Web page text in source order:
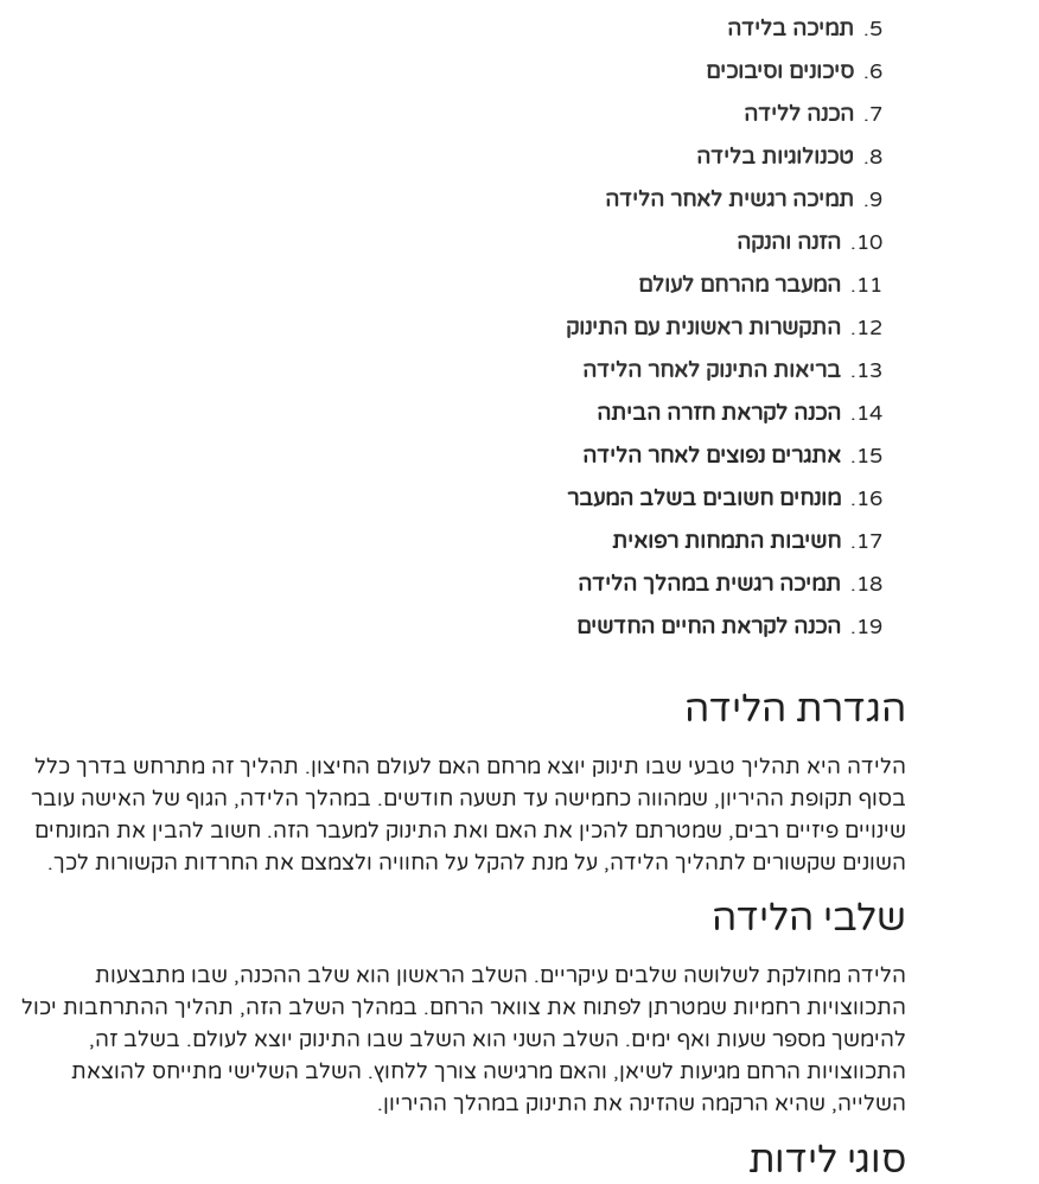
תמיכה בלידה
סיכונים וסיבוכים
הכנה ללידה
טכנולוגיות בלידה
תמיכה רגשית לאחר הלידה
הזנה והנקה
המעבר מהרחם לעולם
התקשרות ראשונית עם התינוק
בריאות התינוק לאחר הלידה
הכנה לקראת חזרה הביתה
אתגרים נפוצים לאחר הלידה
מונחים חשובים בשלב המעבר
חשיבות התמחות רפואית
תמיכה רגשית במהלך הלידה
הכנה לקראת החיים החדשים
הגדרת הלידה
הלידה היא תהליך טבעי שבו תינוק יוצא מרחם האם לעולם החיצון. תהליך זה מתרחש בדרך כלל
בסוף תקופת ההיריון, שמהווה כחמישה עד תשעה חודשים. במהלך הלידה, הגוף של האישה עובר
שינויים פיזיים רבים, שמטרתם להכין את האם ואת התינוק למעבר הזה. חשוב להבין את המונחים
השונים שקשורים לתהליך הלידה, על מנת להקל על החוויה ולצמצם את החרדות הקשורות לכך.
שלבי הלידה
הלידה מחולקת לשלושה שלבים עיקריים. השלב הראשון הוא שלב ההכנה, שבו מתבצעות
התכווצויות רחמיות שמטרתן לפתוח את צוואר הרחם. במהלך השלב הזה, תהליך ההתרחבות יכול
להימשך מספר שעות ואף ימים. השלב השני הוא השלב שבו התינוק יוצא לעולם. בשלב זה,
התכווצויות הרחם מגיעות לשיאן, והאם מרגישה צורך ללחוץ. השלב השלישי מתייחס להוצאת
השלייה, שהיא הרקמה שהזינה את התינוק במהלך ההיריון.
סוגי לידות